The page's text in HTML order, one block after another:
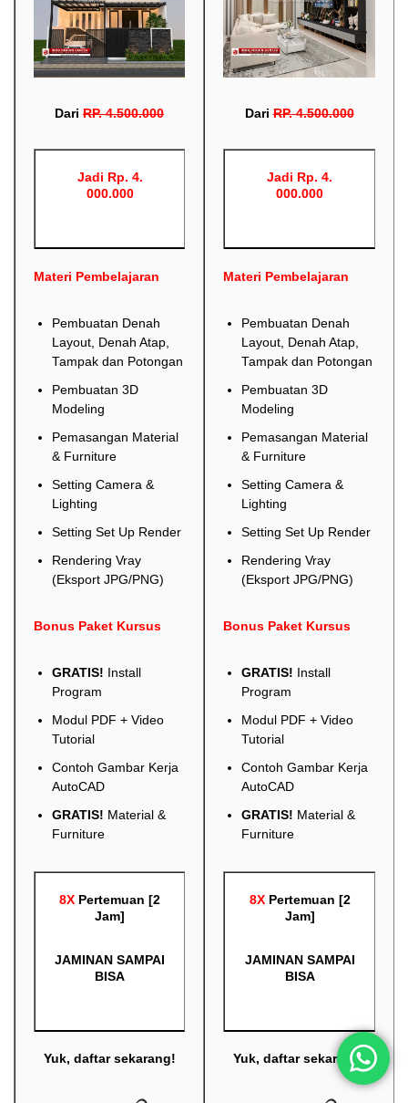
Dari RP.4.500.000
Jadi Rp. 4.
000.000
Materi Pembelajaran
Pembuatan Denah
Layout, Denah Atap,
Tampak dan Potongan
Pembuatan 3D
Modeling
Pemasangan Material
& Furniture
Setting Camera &
Lighting
Setting Set Up Render
Rendering Vray
(Eksport JPG/PNG)
Bonus Paket Kursus
GRATIS! Install
Program
Modul PDF + Video
Tutorial
Contoh Gambar Kerja
AutoCAD
GRATIS! Material &
Furniture
8X Pertemuan [2
Jam]
JAMINAN SAMPAI
BISA
Yuk, daftar sekarang!
DariRP.4.500.000
Jadi Rp. 4.
000.000
Materi Pembelajaran
Pembuatan Denah
Layout, Denah Atap,
Tampak dan Potongan
Pembuatan 3D
Modeling
Pemasangan Material
& Furniture
Setting Camera &
Lighting
Setting Set Up Render
Rendering Vray
(Eksport JPG/PNG)
Bonus Paket Kursus
GRATIS! Install
Program
Modul PDF + Video
Tutorial
Contoh Gambar Kerja
AutoCAD
GRATIS! Material &
Furniture
8X Pertemuan [2
Jam]
JAMINAN SAMPAI
BISA
Yuk, daftar sekarang!